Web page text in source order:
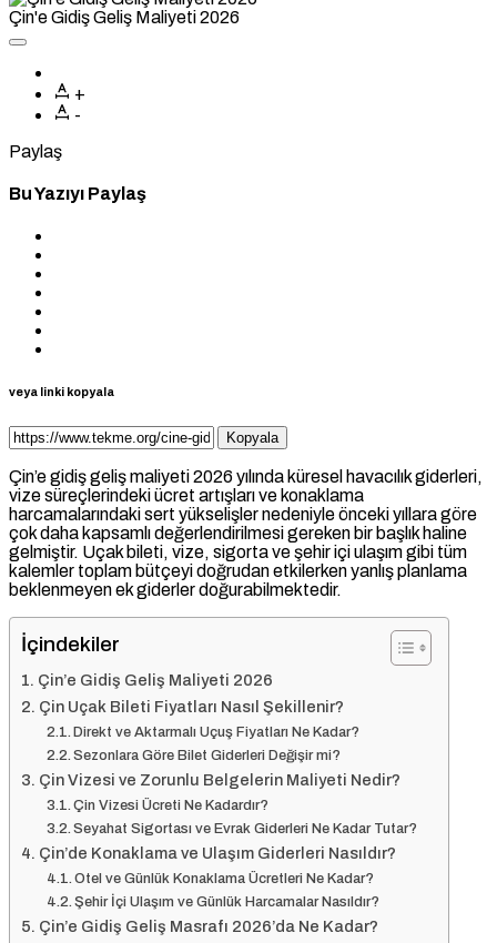
Çin'e Gidiş Geliş Maliyeti 2026
+
-
Paylaş
Bu Yazıyı Paylaş
veya linki kopyala
Kopyala
Çin’e gidiş geliş maliyeti 2026 yılında küresel havacılık giderleri,
vize süreçlerindeki ücret artışları ve konaklama
harcamalarındaki sert yükselişler nedeniyle önceki yıllara göre
çok daha kapsamlı değerlendirilmesi gereken bir başlık haline
gelmiştir. Uçak bileti, vize, sigorta ve şehir içi ulaşım gibi tüm
kalemler toplam bütçeyi doğrudan etkilerken yanlış planlama
beklenmeyen ek giderler doğurabilmektedir.
İçindekiler
Çin’e Gidiş Geliş Maliyeti 2026
Çin Uçak Bileti Fiyatları Nasıl Şekillenir?
Direkt ve Aktarmalı Uçuş Fiyatları Ne Kadar?
Sezonlara Göre Bilet Giderleri Değişir mi?
Çin Vizesi ve Zorunlu Belgelerin Maliyeti Nedir?
Çin Vizesi Ücreti Ne Kadardır?
Seyahat Sigortası ve Evrak Giderleri Ne Kadar Tutar?
Çin’de Konaklama ve Ulaşım Giderleri Nasıldır?
Otel ve Günlük Konaklama Ücretleri Ne Kadar?
Şehir İçi Ulaşım ve Günlük Harcamalar Nasıldır?
Çin’e Gidiş Geliş Masrafı 2026’da Ne Kadar?